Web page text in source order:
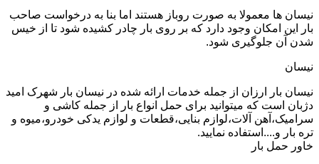
نیسان ها معمولا به صورت روباز هستند اما بنا به درخواست صاحب
بار این امکان وجود دارد که بر روی بار چادر کشیده شود تا از خیس
شدن آن جلوگیری شود.
نیسان
نیسان بار ارزان از جمله خدمات ارائه شده در نیسان بار شهرک امید
دژبان است که میتوانید برای حمل انواع بار از جمله کاشی و
سرامیک،آهن آلات،لوازم بنایی،قطعات و لوازم یدکی خودرو،میوه و
تره بار و....استفاده نمایید.
خاور حمل بار